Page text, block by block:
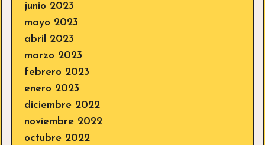
junio 2023
mayo 2023
abril 2023
marzo 2023
febrero 2023
enero 2023
diciembre 2022
noviembre 2022
octubre 2022